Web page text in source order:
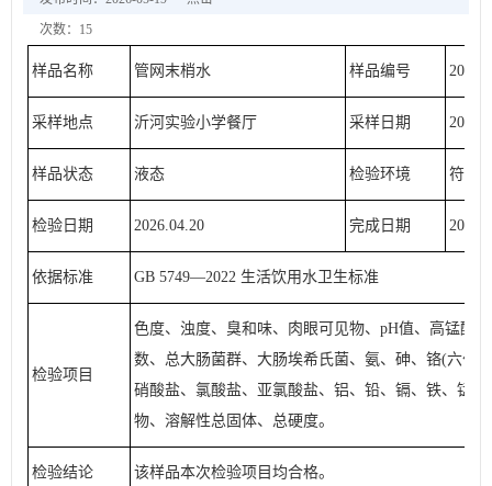
次数： 15
样品名称 管网末梢水 样品编号
采样地点 沂河实验小学餐厅 采样日期 2026
样品状态 液态 检验环境 符合
检验日期 2026.04.20 完成日期
依据标准 GB 5749—2022 生活饮用水卫生标准
检验项目
色度、浊度、臭和味、肉眼可见物、pH值、高锰酸
数、总大肠菌群、大肠埃希氏菌、氨、砷、铬(六价)
硝酸盐、氯酸盐、亚氯酸盐、铝、铅、镉、铁、锰
物、溶解性总固体、总硬度。
检验结论 该样品本次检验项目均合格。